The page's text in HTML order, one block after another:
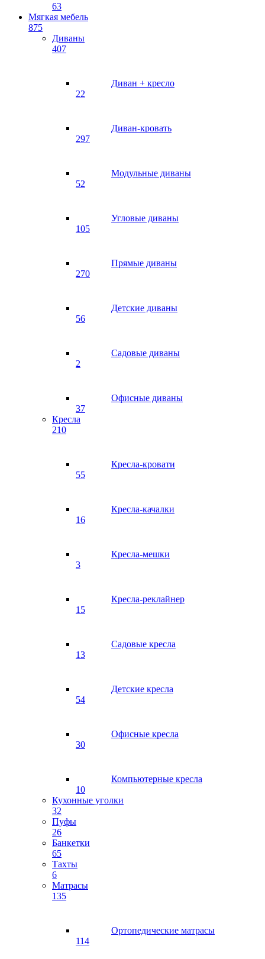
63
Мягкая мебель
875
Диваны
407
Диван + кресло
22
Диван-кровать
297
Модульные диваны
52
Угловые диваны
105
Прямые диваны
270
Детские диваны
56
Садовые диваны
2
Офисные диваны
37
Кресла
210
Кресла-кровати
55
Кресла-качалки
16
Кресла-мешки
3
Кресла-реклайнер
15
Садовые кресла
13
Детские кресла
54
Офисные кресла
30
Компьютерные кресла
10
Кухонные уголки
32
Пуфы
26
Банкетки
65
Тахты
6
Матрасы
135
Ортопедические матрасы
114